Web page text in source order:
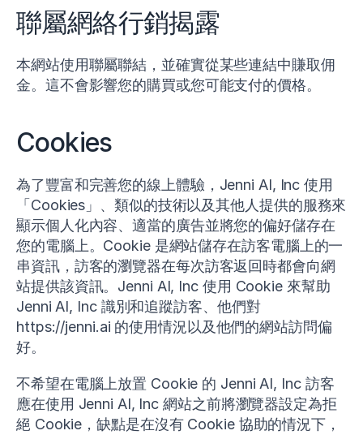
聯屬網絡行銷揭露
本網站使用聯屬聯結，並確實從某些連結中賺取佣
金。這不會影響您的購買或您可能支付的價格。
Cookies
為了豐富和完善您的線上體驗，Jenni AI, Inc 使用
「Cookies」、類似的技術以及其他人提供的服務來
顯示個人化內容、適當的廣告並將您的偏好儲存在
您的電腦上。Cookie 是網站儲存在訪客電腦上的一
串資訊，訪客的瀏覽器在每次訪客返回時都會向網
站提供該資訊。Jenni AI, Inc 使用 Cookie 來幫助
Jenni AI, Inc 識別和追蹤訪客、他們對
https://jenni.ai 的使用情況以及他們的網站訪問偏
好。
不希望在電腦上放置 Cookie 的 Jenni AI, Inc 訪客
應在使用 Jenni AI, Inc 網站之前將瀏覽器設定為拒
絕 Cookie，缺點是在沒有 Cookie 協助的情況下，